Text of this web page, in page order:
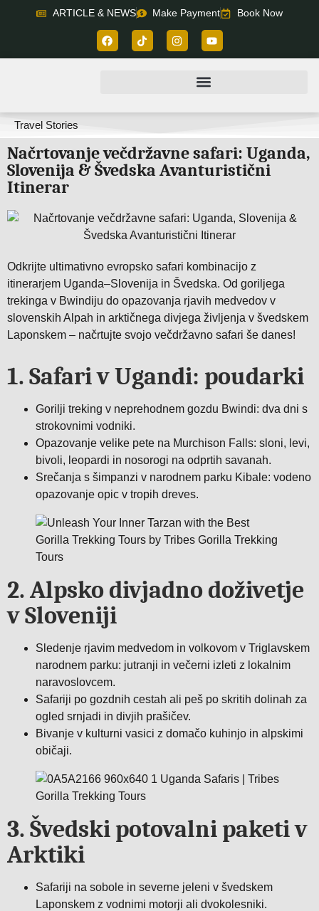
ARTICLE & NEWS Make Payment Book Now
Travel Stories
Načrtovanje večdržavne safari: Uganda,
Slovenija & Švedska Avanturistični
Itinerar
Odkrijte ultimativno evropsko safari kombinacijo z
itinerarjem Uganda–Slovenija in Švedska. Od goriljega
trekinga v Bwindiju do opazovanja rjavih medvedov v
slovenskih Alpah in arktičnega divjega življenja v švedskem
Laponskem – načrtujte svojo večdržavno safari še danes!
1. Safari v Ugandi: poudarki
Gorilji treking v neprehodnem gozdu Bwindi: dva dni s
strokovnimi vodniki.
Opazovanje velike pete na Murchison Falls: sloni, levi,
bivoli, leopardi in nosorogi na odprtih savanah.
Srečanja s šimpanzi v narodnem parku Kibale: vodeno
opazovanje opic v tropih dreves.
2. Alpsko divjadno doživetje
v Sloveniji
Sledenje rjavim medvedom in volkovom v Triglavskem
narodnem parku: jutranji in večerni izleti z lokalnim
naravoslovcem.
Safariji po gozdnih cestah ali peš po skritih dolinah za
ogled srnjadi in divjih prašičev.
Bivanje v kulturni vasici z domačo kuhinjo in alpskimi
običaji.
3. Švedski potovalni paketi v
Arktiki
Safariji na sobole in severne jeleni v švedskem
Laponskem z vodnimi motorji ali dvokolesniki.